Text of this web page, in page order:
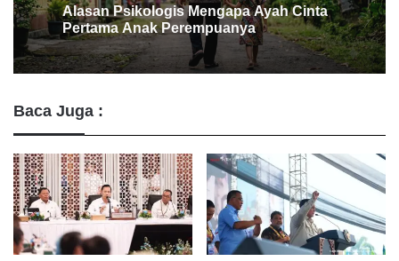
LPB Hatapa Latih UMKM Perikanan
Teknik Pembenihan Ikan Nila
Baca Juga :